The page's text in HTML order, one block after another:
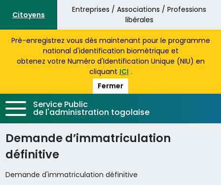
Aller au contenu principal
Citoyens
Entreprises / Associations / Professions
libérales
Pré-enregistrez vous dès maintenant pour le programme
national d'identification biométrique et
obtenez votre Numéro d'Identification Unique (NIU) en
cliquant ICI .
Fermer
Service Public
de l'administration togolaise
Demande d’immatriculation
définitive
Demande d'immatriculation définitive